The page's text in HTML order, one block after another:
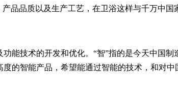
品品质以及生产工艺，在卫浴这样与千万中
能技术的开发和优化。“智”指的是今天中国
的智能产品，希望能通过智能的技术，和对